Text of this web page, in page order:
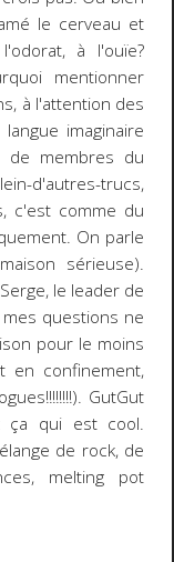
le cerveau et
à l'ouïe?
mentionner
à l'attention des
imaginaire
de membres du
d'autres-trucs,
c'est comme du
On parle
sérieuse).
le leader de
questions ne
pour le moins
en confinement,
GutGut
ça qui est cool.
de rock, de
melting pot